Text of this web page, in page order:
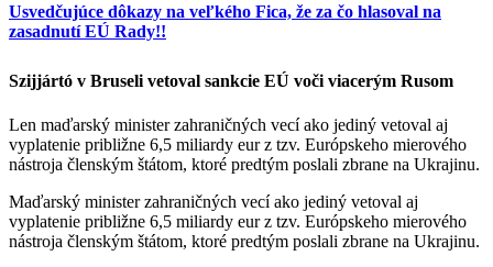
Usvedčujúce dôkazy na veľkého Fica, že za čo hlasoval na
zasadnutí EÚ Rady!!
Szijjártó v Bruseli vetoval sankcie EÚ voči viacerým Rusom
Len maďarský minister zahraničných vecí ako jediný vetoval aj
vyplatenie približne 6,5 miliardy eur z tzv. Európskeho mierového
nástroja členským štátom, ktoré predtým poslali zbrane na Ukrajinu.
Maďarský minister zahraničných vecí ako jediný vetoval aj
vyplatenie približne 6,5 miliardy eur z tzv. Európskeho mierového
nástroja členským štátom, ktoré predtým poslali zbrane na Ukrajinu.